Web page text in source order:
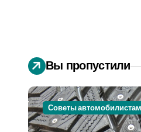
Вы пропустили
Советы автомобилистам